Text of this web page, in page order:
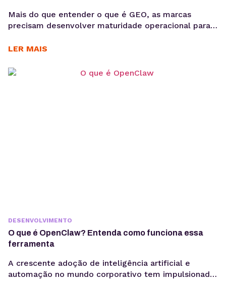
Mais do que entender o que é GEO, as marcas
precisam desenvolver maturidade operacional para
intenção, consistência temática e conteúdos
sem comprometer a experiência humana. A forma
LER MAIS
DESENVOLVIMENTO
O que é OpenClaw? Entenda como funciona essa
ferramenta
A crescente adoção de inteligência artificial e
automação no mundo corporativo tem impulsionado